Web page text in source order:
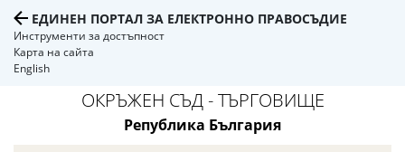
ЕДИНЕН ПОРТАЛ ЗА ЕЛЕКТРОННО ПРАВОСЪДИЕ
Инструменти за достъпност
Карта на сайта
English
ОКРЪЖЕН СЪД - ТЪРГОВИЩЕ
Република България